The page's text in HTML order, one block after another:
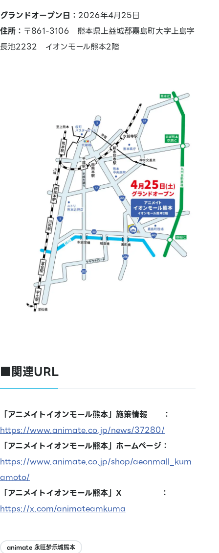
グランドオープン日： 2026年4月25日
住所： 〒861-3106 熊本県上益城郡嘉島町大字上島字
長池2232 イオンモール熊本2階
■関連URL
「アニメイトイオンモール熊本」施策情報 ：
https://www.animate.co.jp/news/37280/
「アニメイトイオンモール熊本」ホームページ：
https://www.animate.co.jp/shop/aeonmall_kum
amoto/
「アニメイトイオンモール熊本」X ：
https://x.com/animateamkuma
animate 永旺梦乐城熊本